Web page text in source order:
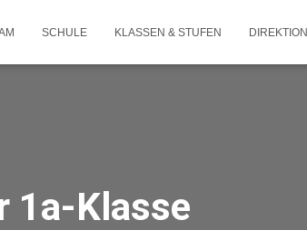
SCHULE KLASSEN & STUFEN DIREKTION
1a-Klasse